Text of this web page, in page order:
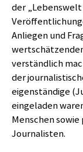
der „Lebenswelt
Anliegen und
verständlich
der
eigenständige
eingeladen
Menschen
Journalisten.